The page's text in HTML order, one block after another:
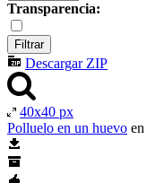
Transparencia:
Descargar ZIP
40x40 px
Polluelo en un huevo en